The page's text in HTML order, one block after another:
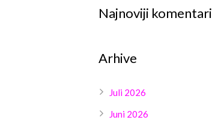
Najnoviji komentari
Arhive
Juli 2026
Juni 2026